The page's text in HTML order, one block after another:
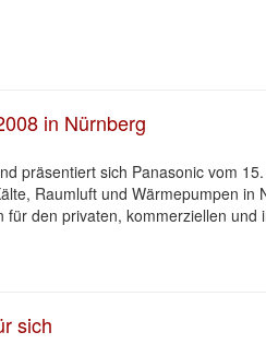
in Nürnberg
präsentiert sich Panasonic vom
Raumluft und Wärmepumpen in
den privaten, kommerziellen und
sich